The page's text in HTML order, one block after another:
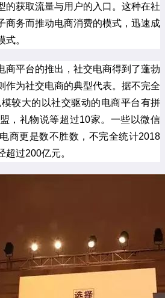
的获取流量与用户的入口。这种在社
商务而推动电商消费的模式，迅速成
。
商平台的推出，社交电商得到了蓬勃
作为社交电商的典型代表。据不完全
较大的以社交驱动的电商平台有拼
，礼物说等超过10家。一些以微信
商更是数不胜数，不完全统计2018
过200亿元。